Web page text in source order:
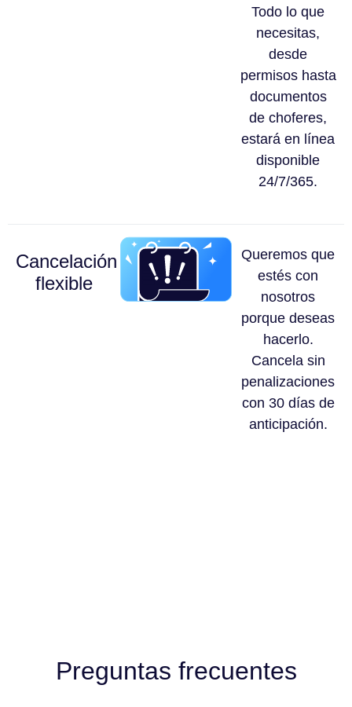
Todo lo que
necesitas,
desde
permisos hasta
documentos
de choferes,
estará en línea
disponible
24/7/365.
Cancelación
flexible
Queremos que
estés con
nosotros
porque deseas
hacerlo.
Cancela sin
penalizaciones
con 30 días de
anticipación.
Preguntas frecuentes